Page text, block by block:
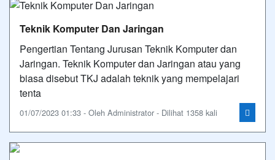
Teknik Komputer Dan Jaringan
Pengertian Tentang Jurusan Teknik Komputer dan
Jaringan. Teknik Komputer dan Jaringan atau yang
biasa disebut TKJ adalah teknik yang mempelajari
tenta
01/07/2023 01:33 - Oleh Administrator - Dilihat 1358 kali